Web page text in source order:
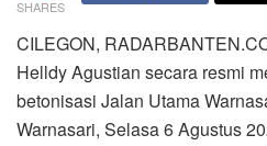
SHARES
CILEGON,
Helldy Agustian secara resmi
betonisasi Jalan Utama
Warnasari, Selasa 6 Agustus